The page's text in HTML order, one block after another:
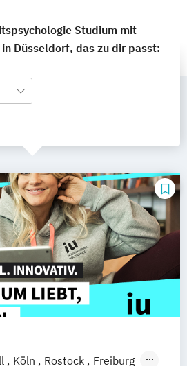
Studium mit
Düsseldorf, das zu dir passt:
Köln Rostock
Freiburg